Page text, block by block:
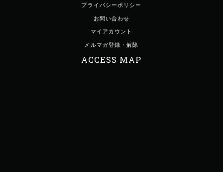
プライバシーポリシー
お問い合わせ
マイアカウント
メルマガ登録・解除
ACCESS MAP